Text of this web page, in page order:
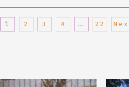
Paginazione
1 2 3 4 … 22